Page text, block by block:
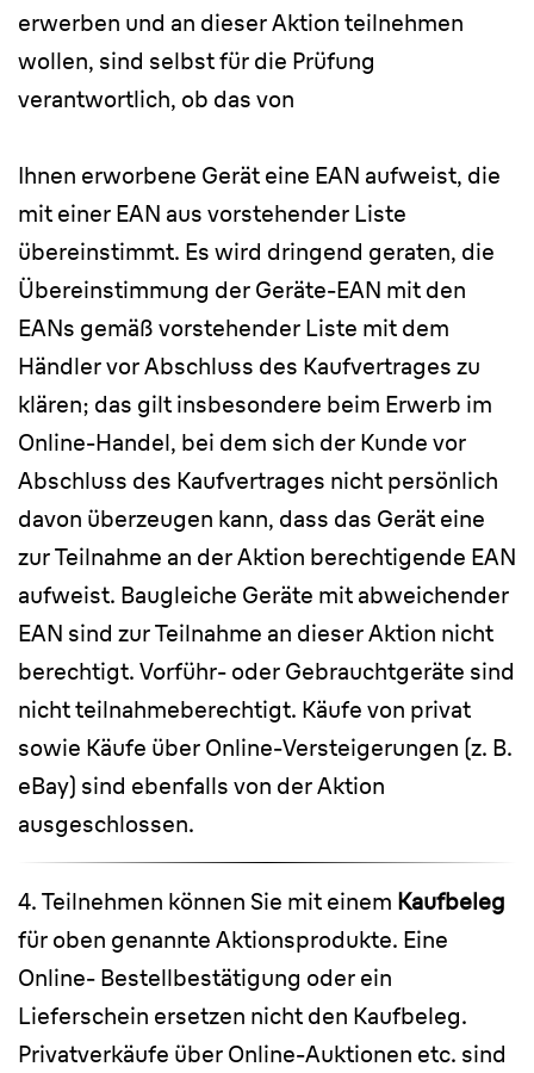
erwerben und an dieser Aktion teilnehmen
wollen, sind selbst für die Prüfung
verantwortlich, ob das von
Ihnen erworbene Gerät eine EAN aufweist, die
mit einer EAN aus vorstehender Liste
übereinstimmt. Es wird dringend geraten, die
Übereinstimmung der Geräte-EAN mit den
EANs gemäß vorstehender Liste mit dem
Händler vor Abschluss des Kaufvertrages zu
klären; das gilt insbesondere beim Erwerb im
Online-Handel, bei dem sich der Kunde vor
Abschluss des Kaufvertrages nicht persönlich
davon überzeugen kann, dass das Gerät eine
zur Teilnahme an der Aktion berechtigende EAN
aufweist. Baugleiche Geräte mit abweichender
EAN sind zur Teilnahme an dieser Aktion nicht
berechtigt. Vorführ- oder Gebrauchtgeräte sind
nicht teilnahmeberechtigt. Käufe von privat
sowie Käufe über Online-Versteigerungen (z. B.
eBay) sind ebenfalls von der Aktion
ausgeschlossen.
4. Teilnehmen können Sie mit einem Kaufbeleg
für oben genannte Aktionsprodukte. Eine
Online- Bestellbestätigung oder ein
Lieferschein ersetzen nicht den Kaufbeleg.
Privatverkäufe über Online-Auktionen etc. sind